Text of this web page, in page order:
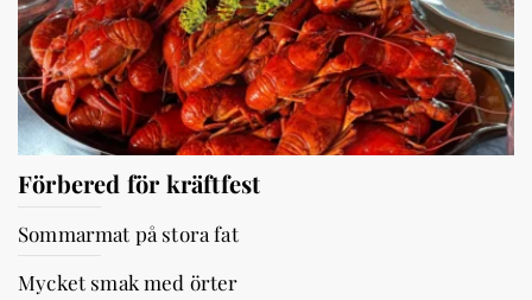
Förbered för kräftfest
Sommarmat på stora fat
Mycket smak med örter